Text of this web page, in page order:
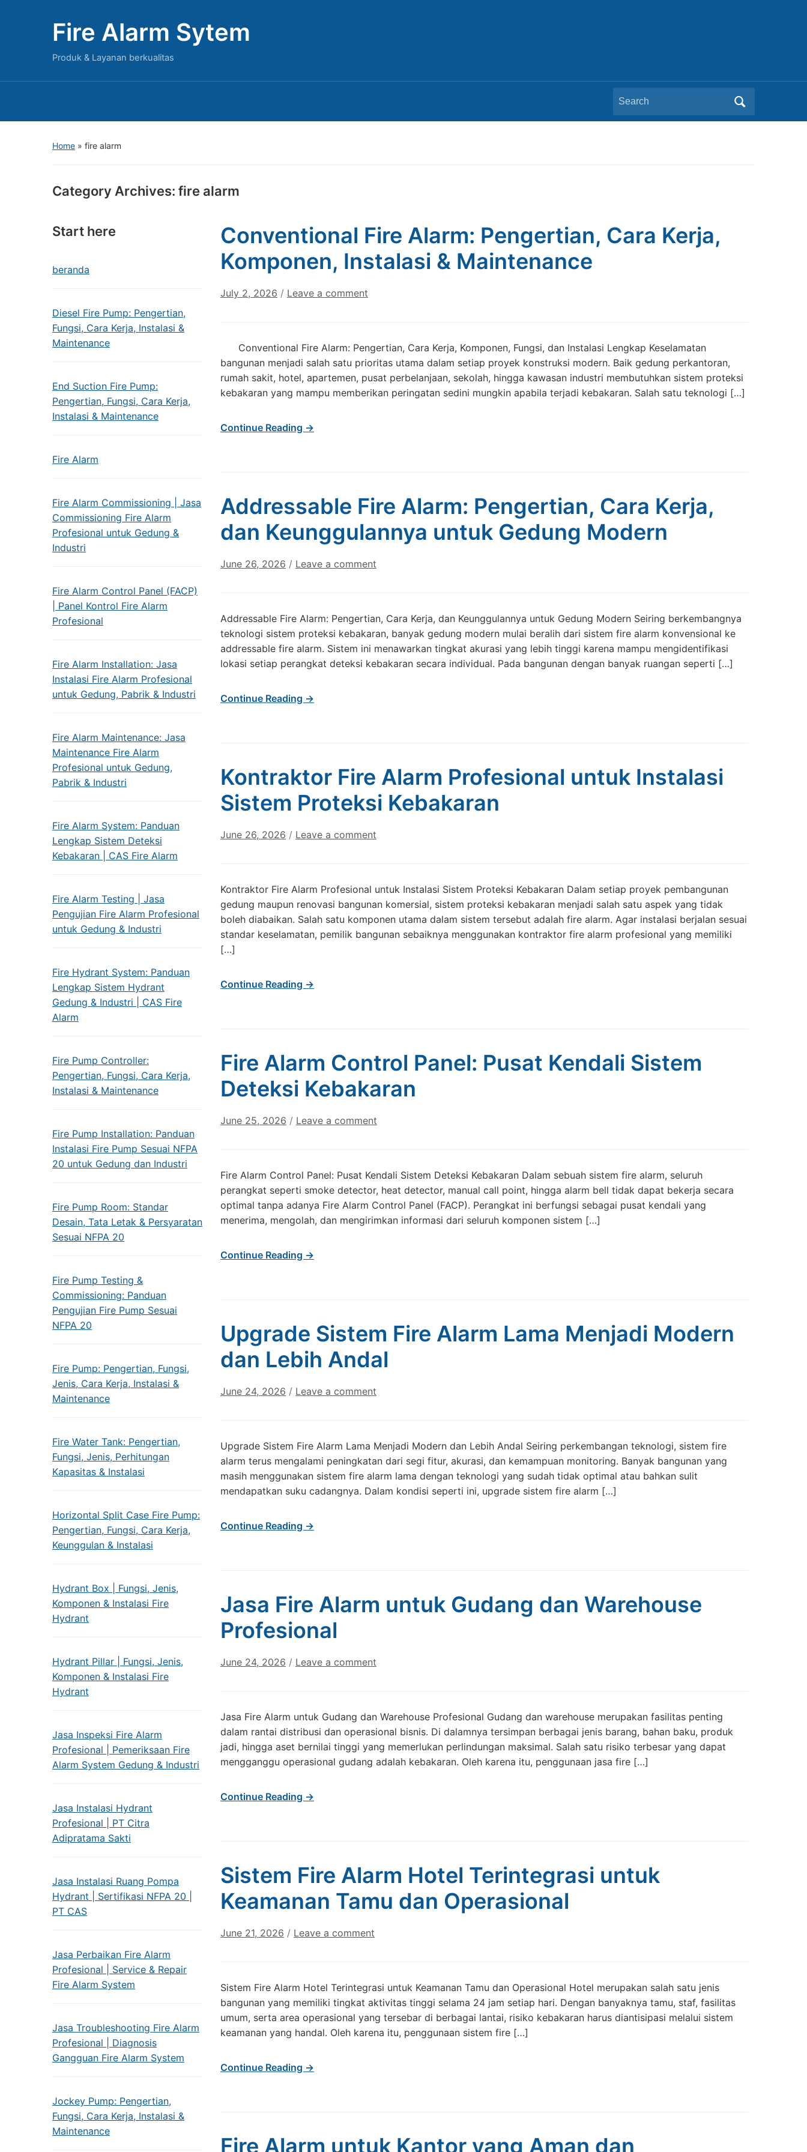
Fire Alarm Sytem
Produk & Layanan berkualitas
Search
for:
Home » fire alarm
Category Archives: fire alarm
Start here
beranda
Diesel Fire Pump: Pengertian,
Fungsi, Cara Kerja, Instalasi &
Maintenance
End Suction Fire Pump:
Pengertian, Fungsi, Cara Kerja,
Instalasi & Maintenance
Fire Alarm
Fire Alarm Commissioning | Jasa
Commissioning Fire Alarm
Profesional untuk Gedung &
Industri
Fire Alarm Control Panel (FACP)
| Panel Kontrol Fire Alarm
Profesional
Fire Alarm Installation: Jasa
Instalasi Fire Alarm Profesional
untuk Gedung, Pabrik & Industri
Fire Alarm Maintenance: Jasa
Maintenance Fire Alarm
Profesional untuk Gedung,
Pabrik & Industri
Fire Alarm System: Panduan
Lengkap Sistem Deteksi
Kebakaran | CAS Fire Alarm
Fire Alarm Testing | Jasa
Pengujian Fire Alarm Profesional
untuk Gedung & Industri
Fire Hydrant System: Panduan
Lengkap Sistem Hydrant
Gedung & Industri | CAS Fire
Alarm
Fire Pump Controller:
Pengertian, Fungsi, Cara Kerja,
Instalasi & Maintenance
Fire Pump Installation: Panduan
Instalasi Fire Pump Sesuai NFPA
20 untuk Gedung dan Industri
Fire Pump Room: Standar
Desain, Tata Letak & Persyaratan
Sesuai NFPA 20
Fire Pump Testing &
Commissioning: Panduan
Pengujian Fire Pump Sesuai
NFPA 20
Fire Pump: Pengertian, Fungsi,
Jenis, Cara Kerja, Instalasi &
Maintenance
Fire Water Tank: Pengertian,
Fungsi, Jenis, Perhitungan
Kapasitas & Instalasi
Horizontal Split Case Fire Pump:
Pengertian, Fungsi, Cara Kerja,
Keunggulan & Instalasi
Hydrant Box | Fungsi, Jenis,
Komponen & Instalasi Fire
Hydrant
Hydrant Pillar | Fungsi, Jenis,
Komponen & Instalasi Fire
Hydrant
Jasa Inspeksi Fire Alarm
Profesional | Pemeriksaan Fire
Alarm System Gedung & Industri
Jasa Instalasi Hydrant
Profesional | PT Citra
Adipratama Sakti
Jasa Instalasi Ruang Pompa
Hydrant | Sertifikasi NFPA 20 |
PT CAS
Jasa Perbaikan Fire Alarm
Profesional | Service & Repair
Fire Alarm System
Jasa Troubleshooting Fire Alarm
Profesional | Diagnosis
Gangguan Fire Alarm System
Jockey Pump: Pengertian,
Fungsi, Cara Kerja, Instalasi &
Maintenance
Conventional Fire Alarm: Pengertian, Cara Kerja,
Komponen, Instalasi & Maintenance
July 2, 2026 / Leave a comment
Conventional Fire Alarm: Pengertian, Cara Kerja, Komponen, Fungsi, dan Instalasi Lengkap Keselamatan
bangunan menjadi salah satu prioritas utama dalam setiap proyek konstruksi modern. Baik gedung perkantoran,
rumah sakit, hotel, apartemen, pusat perbelanjaan, sekolah, hingga kawasan industri membutuhkan sistem proteksi
kebakaran yang mampu memberikan peringatan sedini mungkin apabila terjadi kebakaran. Salah satu teknologi […]
Continue Reading →
Addressable Fire Alarm: Pengertian, Cara Kerja,
dan Keunggulannya untuk Gedung Modern
June 26, 2026 / Leave a comment
Addressable Fire Alarm: Pengertian, Cara Kerja, dan Keunggulannya untuk Gedung Modern Seiring berkembangnya
teknologi sistem proteksi kebakaran, banyak gedung modern mulai beralih dari sistem fire alarm konvensional ke
addressable fire alarm. Sistem ini menawarkan tingkat akurasi yang lebih tinggi karena mampu mengidentifikasi
lokasi setiap perangkat deteksi kebakaran secara individual. Pada bangunan dengan banyak ruangan seperti […]
Continue Reading →
Kontraktor Fire Alarm Profesional untuk Instalasi
Sistem Proteksi Kebakaran
June 26, 2026 / Leave a comment
Kontraktor Fire Alarm Profesional untuk Instalasi Sistem Proteksi Kebakaran Dalam setiap proyek pembangunan
gedung maupun renovasi bangunan komersial, sistem proteksi kebakaran menjadi salah satu aspek yang tidak
boleh diabaikan. Salah satu komponen utama dalam sistem tersebut adalah fire alarm. Agar instalasi berjalan sesuai
standar keselamatan, pemilik bangunan sebaiknya menggunakan kontraktor fire alarm profesional yang memiliki
[…]
Continue Reading →
Fire Alarm Control Panel: Pusat Kendali Sistem
Deteksi Kebakaran
June 25, 2026 / Leave a comment
Fire Alarm Control Panel: Pusat Kendali Sistem Deteksi Kebakaran Dalam sebuah sistem fire alarm, seluruh
perangkat seperti smoke detector, heat detector, manual call point, hingga alarm bell tidak dapat bekerja secara
optimal tanpa adanya Fire Alarm Control Panel (FACP). Perangkat ini berfungsi sebagai pusat kendali yang
menerima, mengolah, dan mengirimkan informasi dari seluruh komponen sistem […]
Continue Reading →
Upgrade Sistem Fire Alarm Lama Menjadi Modern
dan Lebih Andal
June 24, 2026 / Leave a comment
Upgrade Sistem Fire Alarm Lama Menjadi Modern dan Lebih Andal Seiring perkembangan teknologi, sistem fire
alarm terus mengalami peningkatan dari segi fitur, akurasi, dan kemampuan monitoring. Banyak bangunan yang
masih menggunakan sistem fire alarm lama dengan teknologi yang sudah tidak optimal atau bahkan sulit
mendapatkan suku cadangnya. Dalam kondisi seperti ini, upgrade sistem fire alarm […]
Continue Reading →
Jasa Fire Alarm untuk Gudang dan Warehouse
Profesional
June 24, 2026 / Leave a comment
Jasa Fire Alarm untuk Gudang dan Warehouse Profesional Gudang dan warehouse merupakan fasilitas penting
dalam rantai distribusi dan operasional bisnis. Di dalamnya tersimpan berbagai jenis barang, bahan baku, produk
jadi, hingga aset bernilai tinggi yang memerlukan perlindungan maksimal. Salah satu risiko terbesar yang dapat
mengganggu operasional gudang adalah kebakaran. Oleh karena itu, penggunaan jasa fire […]
Continue Reading →
Sistem Fire Alarm Hotel Terintegrasi untuk
Keamanan Tamu dan Operasional
June 21, 2026 / Leave a comment
Sistem Fire Alarm Hotel Terintegrasi untuk Keamanan Tamu dan Operasional Hotel merupakan salah satu jenis
bangunan yang memiliki tingkat aktivitas tinggi selama 24 jam setiap hari. Dengan banyaknya tamu, staf, fasilitas
umum, serta area operasional yang tersebar di berbagai lantai, risiko kebakaran harus diantisipasi melalui sistem
keamanan yang handal. Oleh karena itu, penggunaan sistem fire […]
Continue Reading →
Fire Alarm untuk Kantor yang Aman dan